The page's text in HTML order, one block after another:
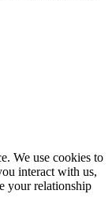
We use cookies to
interact with us,
your relationship